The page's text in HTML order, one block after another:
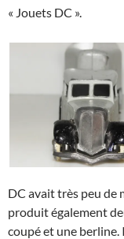
« Jouets DC ».
DC avait très peu de
produit également
coupé et une berline.